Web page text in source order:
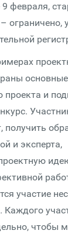
февраля,
ограничено,
проекта и
получить
и эксперта,
участие
Каждого
чтобы